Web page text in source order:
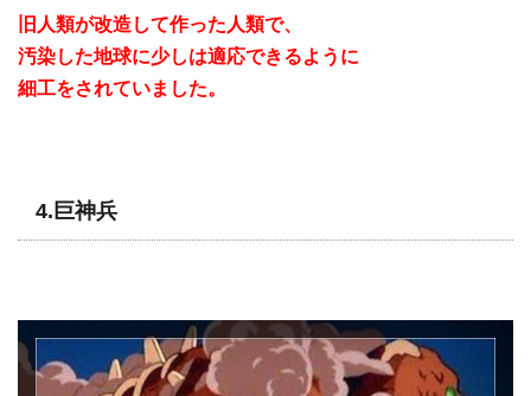
旧人類が改造して作った人類で、
汚染した地球に少しは適応できるように
細工をされていました。
4.巨神兵